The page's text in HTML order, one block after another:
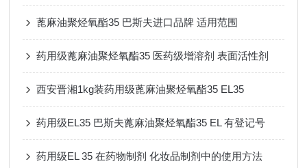
蓖麻油聚烃氧酯35 巴斯夫进口品牌 适用范围
药用级蓖麻油聚烃氧酯35 医药级增溶剂 表面活性剂
西安晋湘1kg装药用级蓖麻油聚烃氧酯35 EL35
药用级EL35 巴斯夫蓖麻油聚烃氧酯35 EL 有登记号
药用级EL 35 在药物制剂 化妆品制剂中的使用方法